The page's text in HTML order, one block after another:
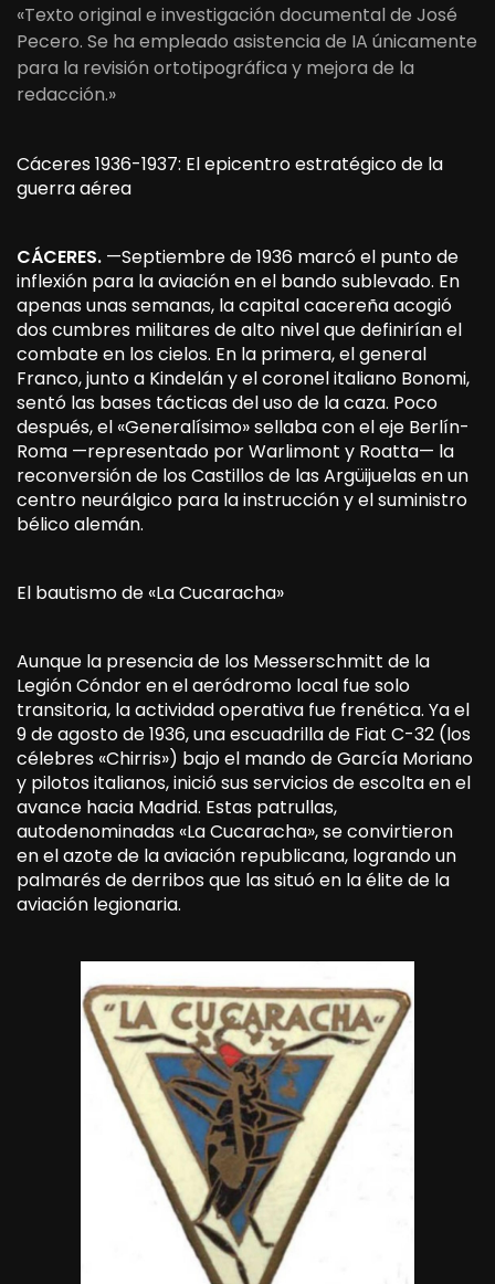
«Texto original e investigación documental de José
Pecero. Se ha empleado asistencia de IA únicamente
para la revisión ortotipográfica y mejora de la
redacción.»
Cáceres 1936-1937: El epicentro estratégico de la
guerra aérea
CÁCERES. —Septiembre de 1936 marcó el punto de
inflexión para la aviación en el bando sublevado. En
apenas unas semanas, la capital cacereña acogió
dos cumbres militares de alto nivel que definirían el
combate en los cielos. En la primera, el general
Franco, junto a Kindelán y el coronel italiano Bonomi,
sentó las bases tácticas del uso de la caza. Poco
después, el «Generalísimo» sellaba con el eje Berlín-
Roma —representado por Warlimont y Roatta— la
reconversión de los Castillos de las Argüijuelas en un
centro neurálgico para la instrucción y el suministro
bélico alemán.
El bautismo de «La Cucaracha»
Aunque la presencia de los Messerschmitt de la
Legión Cóndor en el aeródromo local fue solo
transitoria, la actividad operativa fue frenética. Ya el
9 de agosto de 1936, una escuadrilla de Fiat C-32 (los
célebres «Chirris») bajo el mando de García Moriano
y pilotos italianos, inició sus servicios de escolta en el
avance hacia Madrid. Estas patrullas,
autodenominadas «La Cucaracha», se convirtieron
en el azote de la aviación republicana, logrando un
palmarés de derribos que las situó en la élite de la
aviación legionaria.